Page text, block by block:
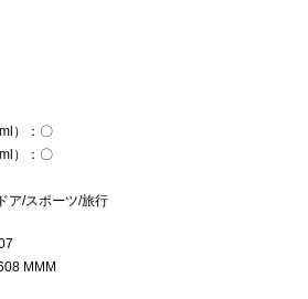
）：〇
）：〇
ア/スポーツ/旅行
MMM